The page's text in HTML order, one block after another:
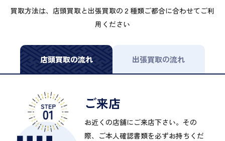
買取方法は、店頭買取と出張買取の２種類ご都合に合わせてご利
用ください
店頭買取の流れ 出張買取の流れ
ご来店
お近くの店舗にご来店下さい。その
際、ご本人確認書類を必ずお持ちくだ